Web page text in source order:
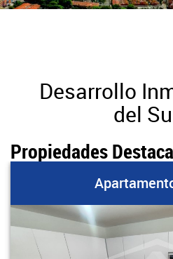
Desarrollo
del
Propiedades
Apartamento